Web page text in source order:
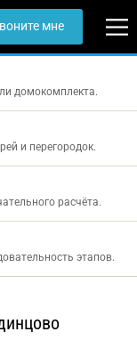
мне
домокомплекта.
и перегородок.
расчёта.
этапов.